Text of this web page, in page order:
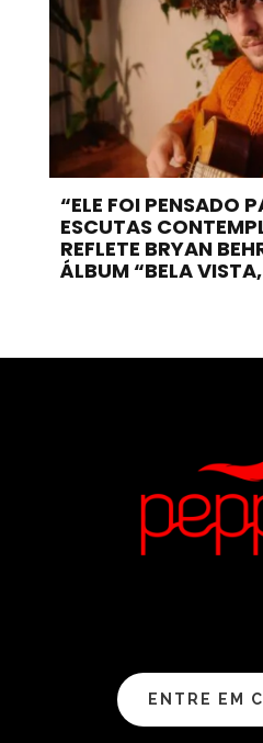
“ELE FOI PENSADO
ESCUTAS
REFLETE BRYAN
ÁLBUM “BELA
ENTRE EM